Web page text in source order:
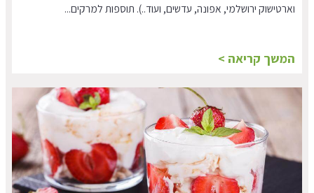
וארטישוק ירושלמי, אפונה, עדשים, ועוד..). תוספות למרקים...
המשך קריאה >